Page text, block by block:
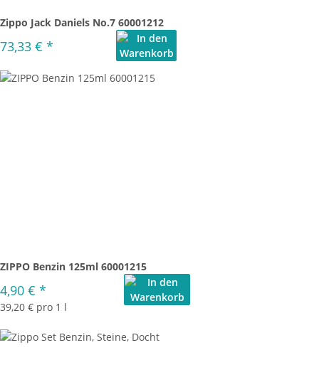
Zippo Jack Daniels No.7 60001212
73,33 € *
ZIPPO Benzin 125ml 60001215
4,90 € *
39,20 € pro 1 l